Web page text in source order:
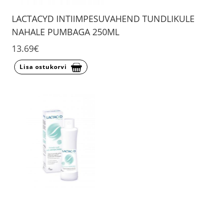
LACTACYD INTIIMPESUVAHEND TUNDLIKULE
NAHALE PUMBAGA 250ML
13.69€
Lisa ostukorvi